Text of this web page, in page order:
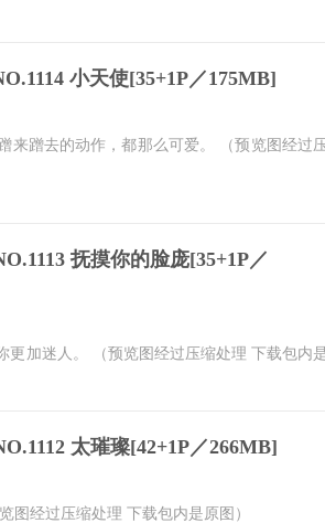
小天使[35+1P／175MB]
来蹭去的动作，都那么可爱。 （预览图经过压
抚摸你的脸庞[35+1P／
更加迷人。 （预览图经过压缩处理 下载包内
太璀璨[42+1P／266MB]
图经过压缩处理 下载包内是原图）